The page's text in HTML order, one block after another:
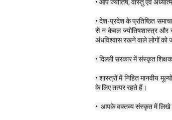
• आप ज्योतिष, वास्तु एवं
• देश-प्रदेश के प्रतिष्ठित
से न केवल ज्योतिषशास्त्र और
अंधविश्वास रखने वाले लोगों
• दिल्ली सरकार में संस्कृत
• शास्त्रों में निहित मानवीय
के लिए तत्पर रहते हैं।
•  आपके वक्तव्य संस्कृत में लिखे